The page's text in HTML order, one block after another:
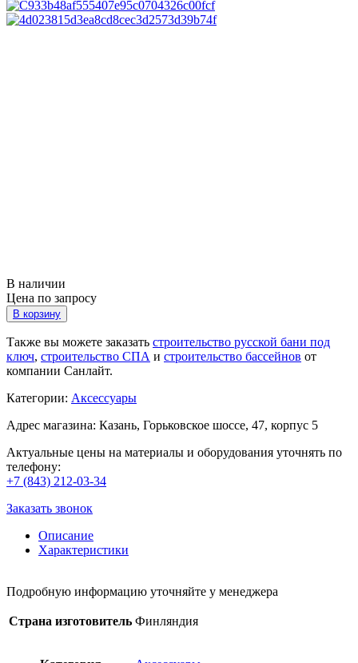
В наличии
Цена по запросу
В корзину
Также вы можете заказать строительство русской бани под
ключ, строительство СПА и строительство бассейнов от
компании Санлайт.
Категории: Аксессуары
Адрес магазина: Казань, Горьковское шоссе, 47, корпус 5
Актуальные цены на материалы и оборудования уточнять по
телефону:
+7 (843) 212-03-34
Заказать звонок
Описание
Характеристики
Подробную информацию уточняйте у менеджера
Страна изготовитель Финляндия